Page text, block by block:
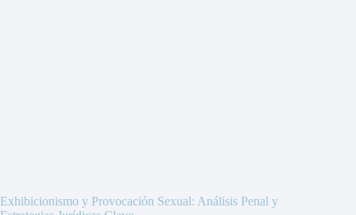
Exhibicionismo y Provocación Sexual: Análisis Penal y